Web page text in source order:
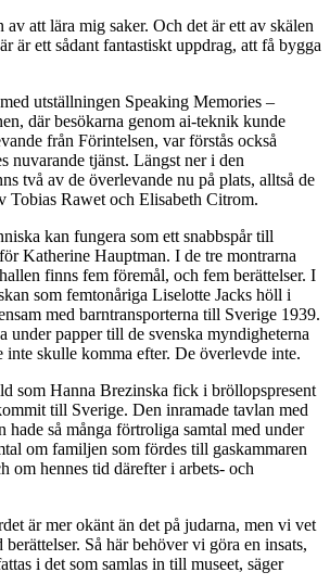
att lära mig saker. Och det är ett av skälen
är ett sådant fantastiskt uppdrag, att få bygga
utställningen Speaking Memories –
där besökarna genom ai-teknik kunde
från Förintelsen, var förstås också
nuvarande tjänst. Längst ner i den
två av de överlevande nu på plats, alltså de
Tobias Rawet och Elisabeth Citrom.
kan fungera som ett snabbspår till
Katherine Hauptman. I de tre montrarna
finns fem föremål, och fem berättelser. I
som femtonåriga Liselotte Jacks höll i
med barntransporterna till Sverige 1939.
under papper till de svenska myndigheterna
inte skulle komma efter. De överlevde inte.
som Hanna Brezinska fick i bröllopspresent
till Sverige. Den inramade tavlan med
hade så många förtroliga samtal med under
om familjen som fördes till gaskammaren
om hennes tid därefter i arbets- och
är mer okänt än det på judarna, men vi vet
Så här behöver vi göra en insats,
i det som samlas in till museet, säger